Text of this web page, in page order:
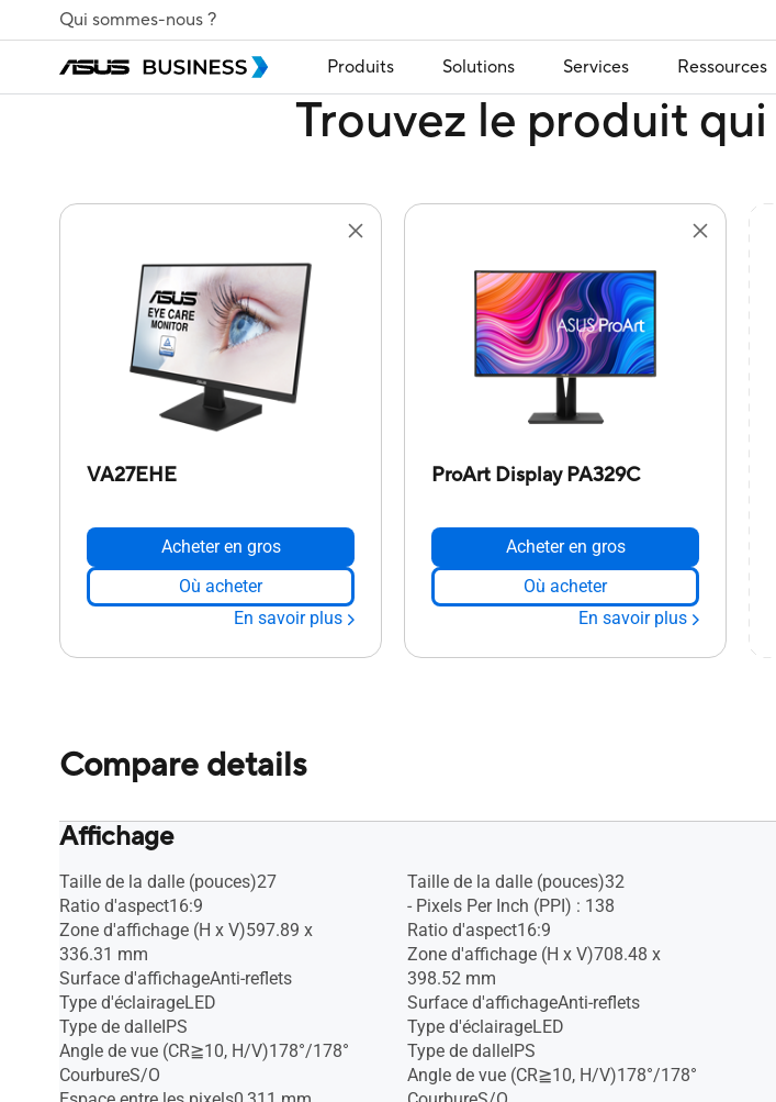
Qui sommes-nous ?
Produits Solutions Services Ressources
Trouvez le produit
VA27EHE
Acheter en gros
Où acheter
En savoir plus
ProArt Display PA329C
Acheter en gros
Où acheter
En savoir plus
Compare details
Affichage
Taille de la dalle (pouces)27
Ratio d'aspect16:9
Zone d'affichage (H x V)597.89 x
336.31 mm
Surface d'affichageAnti-reflets
Type d'éclairageLED
Type de dalleIPS
Angle de vue (CR≧10, H/V)178°/178°
CourbureS/O
Taille de la dalle (pouces)32
- Pixels Per Inch (PPI) : 138
Ratio d'aspect16:9
Zone d'affichage (H x V)708.48 x
398.52 mm
Surface d'affichageAnti-reflets
Type d'éclairageLED
Type de dalleIPS
Angle de vue (CR≧10, H/V)178°/178°